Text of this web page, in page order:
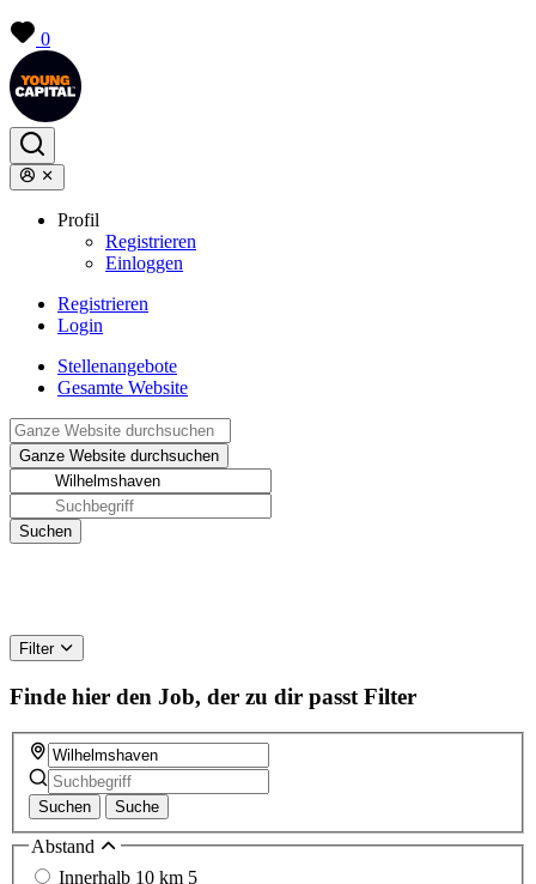
0
Profil
Registrieren
Einloggen
Registrieren
Login
Stellenangebote
Gesamte Website
Filter
Finde hier den Job, der zu dir passt Filter
Suchen Suche
Abstand
Innerhalb 10 km 5